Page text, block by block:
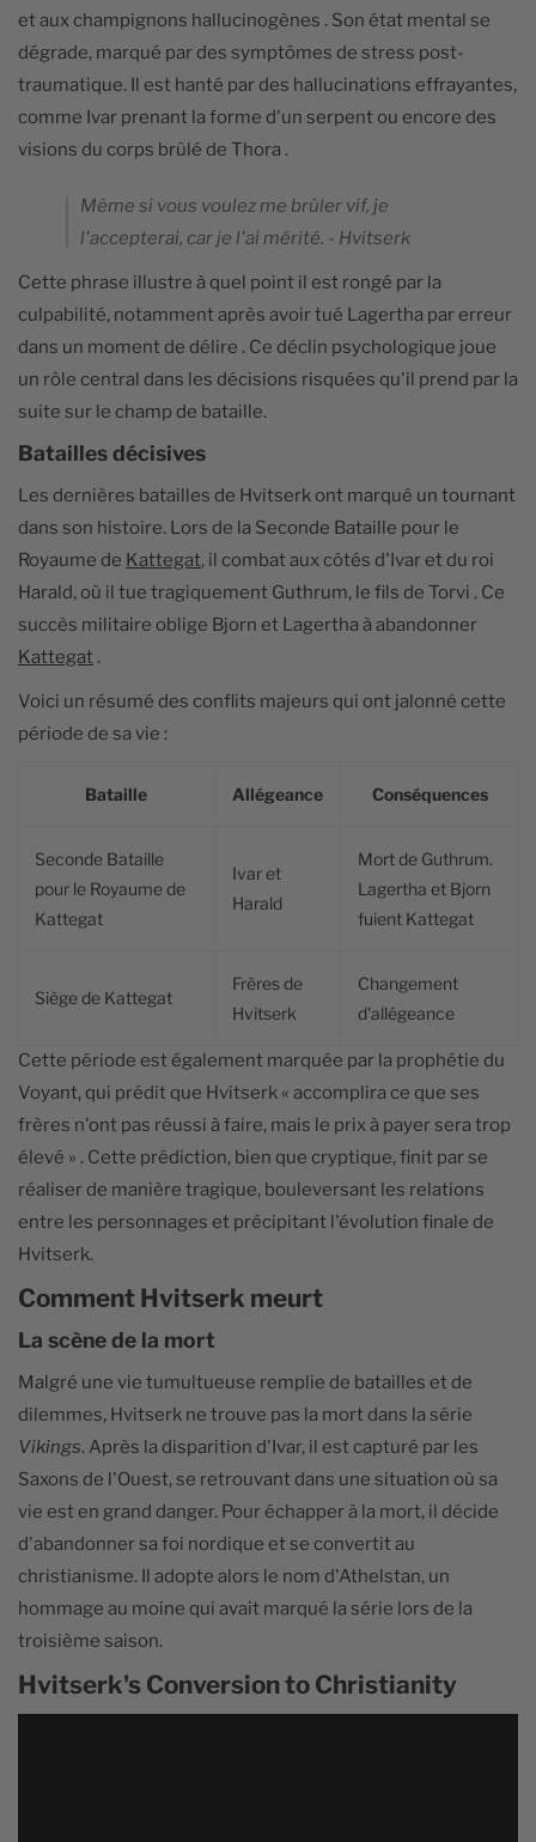
et aux champignons hallucinogènes . Son état mental se
dégrade, marqué par des symptômes de stress post-
traumatique. Il est hanté par des hallucinations effrayantes,
comme Ivar prenant la forme d'un serpent ou encore des
visions du corps brûlé de Thora .
Même si vous voulez me brûler vif, je
l'accepterai, car je l'ai mérité. - Hvitserk
Cette phrase illustre à quel point il est rongé par la
culpabilité, notamment après avoir tué Lagertha par erreur
dans un moment de délire . Ce déclin psychologique joue
un rôle central dans les décisions risquées qu'il prend par la
suite sur le champ de bataille.
Batailles décisives
Les dernières batailles de Hvitserk ont marqué un tournant
dans son histoire. Lors de la Seconde Bataille pour le
Royaume de Kattegat, il combat aux côtés d'Ivar et du roi
Harald, où il tue tragiquement Guthrum, le fils de Torvi . Ce
succès militaire oblige Bjorn et Lagertha à abandonner
Kattegat .
Voici un résumé des conflits majeurs qui ont jalonné cette
période de sa vie :
Bataille Allégeance Conséquences
Seconde Bataille
pour le Royaume de
Kattegat
Ivar et
Harald
Mort de Guthrum.
Lagertha et Bjorn
fuient Kattegat
Siège de Kattegat
Frères de
Hvitserk
Changement
d'allégeance
Cette période est également marquée par la prophétie du
Voyant, qui prédit que Hvitserk « accomplira ce que ses
frères n'ont pas réussi à faire, mais le prix à payer sera trop
élevé » . Cette prédiction, bien que cryptique, finit par se
réaliser de manière tragique, bouleversant les relations
entre les personnages et précipitant l'évolution finale de
Hvitserk.
Comment Hvitserk meurt
La scène de la mort
Malgré une vie tumultueuse remplie de batailles et de
dilemmes, Hvitserk ne trouve pas la mort dans la série
Vikings. Après la disparition d'Ivar, il est capturé par les
Saxons de l'Ouest, se retrouvant dans une situation où sa
vie est en grand danger. Pour échapper à la mort, il décide
d'abandonner sa foi nordique et se convertit au
christianisme. Il adopte alors le nom d'Athelstan, un
hommage au moine qui avait marqué la série lors de la
troisième saison.
Hvitserk's Conversion to Christianity